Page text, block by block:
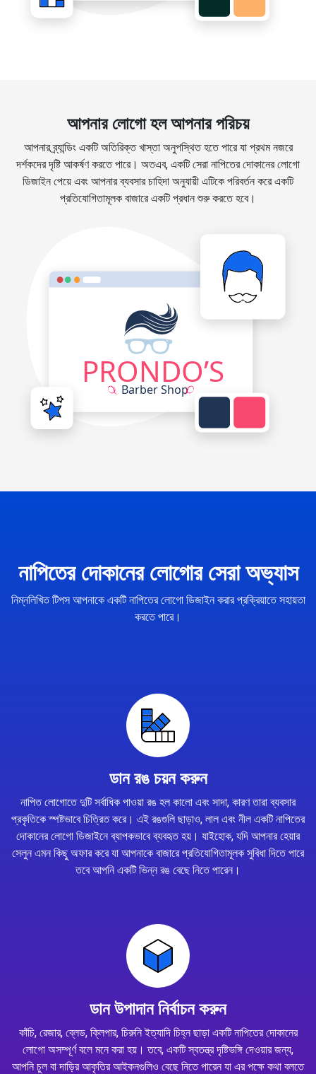
আপনার লোগো হল আপনার পরিচয়
আপনার ব্র্যান্ডিং একটি অতিরিক্ত খাস্তা অনুপস্থিত হতে পারে যা প্রথম নজরে
দর্শকদের দৃষ্টি আকর্ষণ করতে পারে। অতএব, একটি সেরা নাপিতের দোকানের লোগো
ডিজাইন পেয়ে এবং আপনার ব্যবসার চাহিদা অনুযায়ী এটিকে পরিবর্তন করে একটি
প্রতিযোগিতামূলক বাজারে একটি প্রধান শুরু করতে হবে।
নাপিতের দোকানের লোগোর সেরা অভ্যাস
নিম্নলিখিত টিপস আপনাকে একটি নাপিতের লোগো ডিজাইন করার প্রক্রিয়াতে সহায়তা
করতে পারে।
ডান রঙ চয়ন করুন
নাপিত লোগোতে দুটি সর্বাধিক পাওয়া রঙ হল কালো এবং সাদা, কারণ তারা ব্যবসার
প্রকৃতিকে স্পষ্টভাবে চিত্রিত করে। এই রঙগুলি ছাড়াও, লাল এবং নীল একটি নাপিতের
দোকানের লোগো ডিজাইনে ব্যাপকভাবে ব্যবহৃত হয়। যাইহোক, যদি আপনার হেয়ার
সেলুন এমন কিছু অফার করে যা আপনাকে বাজারে প্রতিযোগিতামূলক সুবিধা দিতে পারে
তবে আপনি একটি ভিন্ন রঙ বেছে নিতে পারেন।
ডান উপাদান নির্বাচন করুন
কাঁচি, রেজার, ব্লেড, ক্লিপার, চিরুনি ইত্যাদি চিহ্ন ছাড়া একটি নাপিতের দোকানের
লোগো অসম্পূর্ণ বলে মনে করা হয়। তবে, একটি স্বতন্ত্র দৃষ্টিভঙ্গি দেওয়ার জন্য,
আপনি চুল বা দাড়ির আকৃতির আইকনগুলিও বেছে নিতে পারেন যা এর পক্ষে কথা বলতে